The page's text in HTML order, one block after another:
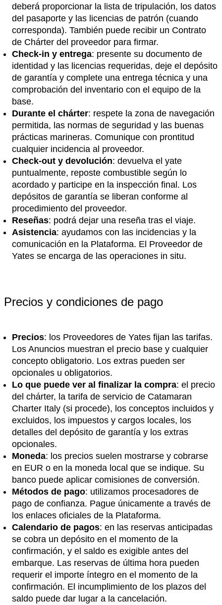
deberá proporcionar la lista de tripulación, los datos
del pasaporte y las licencias de patrón (cuando
corresponda). También puede recibir un Contrato
de Chárter del proveedor para firmar.
Check-in y entrega: presente su documento de
identidad y las licencias requeridas, deje el depósito
de garantía y complete una entrega técnica y una
comprobación del inventario con el equipo de la
base.
Durante el chárter: respete la zona de navegación
permitida, las normas de seguridad y las buenas
prácticas marineras. Comunique con prontitud
cualquier incidencia al proveedor.
Check-out y devolución: devuelva el yate
puntualmente, reposte combustible según lo
acordado y participe en la inspección final. Los
depósitos de garantía se liberan conforme al
procedimiento del proveedor.
Reseñas: podrá dejar una reseña tras el viaje.
Asistencia: ayudamos con las incidencias y la
comunicación en la Plataforma. El Proveedor de
Yates se encarga de las operaciones in situ.
Precios y condiciones de pago
Precios: los Proveedores de Yates fijan las tarifas.
Los Anuncios muestran el precio base y cualquier
concepto obligatorio. Los extras pueden ser
opcionales u obligatorios.
Lo que puede ver al finalizar la compra: el precio
del chárter, la tarifa de servicio de Catamaran
Charter Italy (si procede), los conceptos incluidos y
excluidos, los impuestos y cargos locales, los
detalles del depósito de garantía y los extras
opcionales.
Moneda: los precios suelen mostrarse y cobrarse
en EUR o en la moneda local que se indique. Su
banco puede aplicar comisiones de conversión.
Métodos de pago: utilizamos procesadores de
pago de confianza. Pague únicamente a través de
los enlaces oficiales de la Plataforma.
Calendario de pagos: en las reservas anticipadas
se cobra un depósito en el momento de la
confirmación, y el saldo es exigible antes del
embarque. Las reservas de última hora pueden
requerir el importe íntegro en el momento de la
confirmación. El incumplimiento de los plazos del
saldo puede dar lugar a la cancelación.